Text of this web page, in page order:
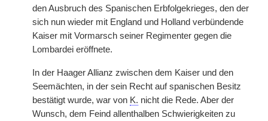
den Ausbruch des Spanischen Erbfolgekrieges, den der
sich nun wieder mit England und Holland verbündende
Kaiser mit Vormarsch seiner Regimenter gegen die
Lombardei eröffnete.
In der Haager Allianz zwischen dem Kaiser und den
Seemächten, in der sein Recht auf spanischen Besitz
bestätigt wurde, war von K. nicht die Rede. Aber der
Wunsch, dem Feind allenthalben Schwierigkeiten zu